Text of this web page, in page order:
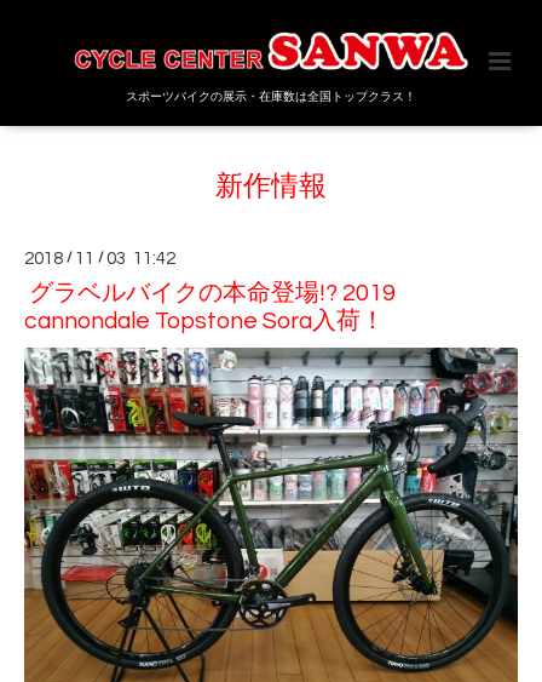
スポーツバイクの展示・在庫数は全国トップクラス！
新作情報
2018 / 11 /03 11:42
グラベルバイクの本命登場!? 2019
cannondale Topstone Sora入荷！